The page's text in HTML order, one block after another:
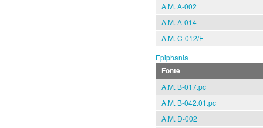
A.M. A-002
A.M. A-014
A.M. C-012/F
Epiphania
Fonte
A.M. B-017.pc
A.M. B-042.01.pc
A.M. D-002